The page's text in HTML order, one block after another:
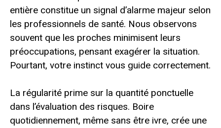
entière constitue un signal d’alarme majeur selon
les professionnels de santé. Nous observons
souvent que les proches minimisent leurs
préoccupations, pensant exagérer la situation.
Pourtant, votre instinct vous guide correctement.
La régularité prime sur la quantité ponctuelle
dans l’évaluation des risques. Boire
quotidiennement, même sans être ivre, crée une